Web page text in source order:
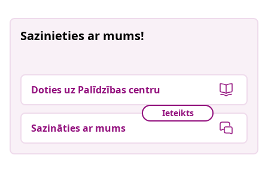
Sazinieties ar mums!
Doties uz Palīdzības centru
Ieteikts
Sazināties ar mums